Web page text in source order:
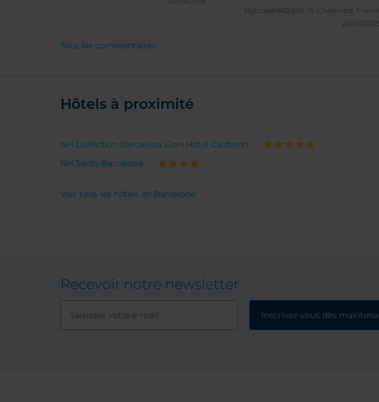
station aérobus. Parfait pour un
Sightseer802456. St-Chamond,
22/08/
Tous les commentaires
Hôtels à proximité
NH Collection Barcelona Gran Hotel Calderón
NH Sants Barcelona
Voir tous les hôtels en Barcelone
Recevoir notre newsletter
Inscrivez-vous dès